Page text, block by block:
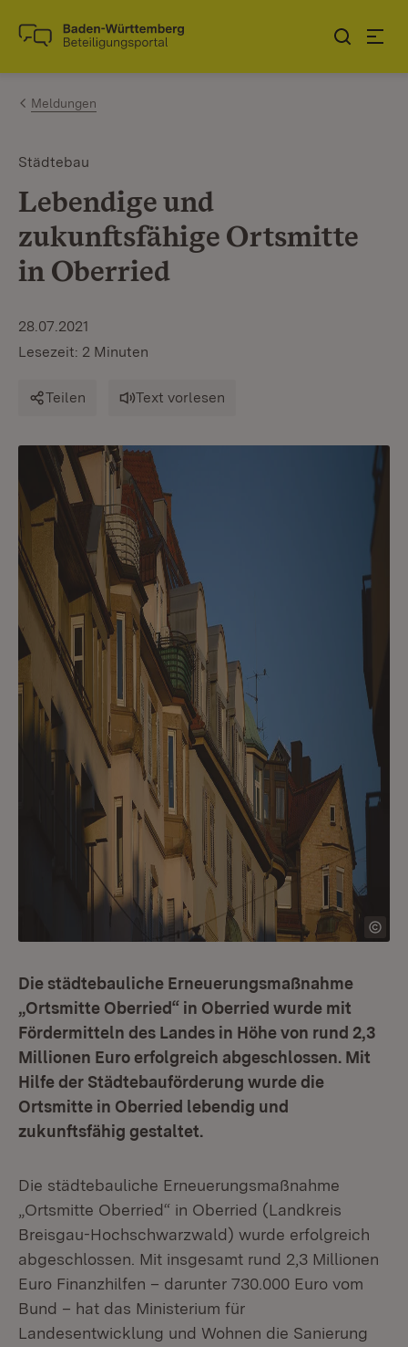
Zum Inhalt springen
Link zur Startseite
Meldungen
Städtebau
Lebendige und
zukunftsfähige Ortsmitte
in Oberried
28.07.2021
Lesezeit: 2 Minuten
Teilen Text vorlesen
Die städtebauliche Erneuerungsmaßnahme
„Ortsmitte Oberried“ in Oberried wurde mit
Fördermitteln des Landes in Höhe von rund 2,3
Millionen Euro erfolgreich abgeschlossen. Mit
Hilfe der Städtebauförderung wurde die
Ortsmitte in Oberried lebendig und
zukunftsfähig gestaltet.
Die städtebauliche Erneuerungsmaßnahme
„Ortsmitte Oberried“ in Oberried (Landkreis
Breisgau-Hochschwarzwald) wurde erfolgreich
abgeschlossen. Mit insgesamt rund 2,3 Millionen
Euro Finanzhilfen – darunter 730.000 Euro vom
Bund – hat das Ministerium für
Landesentwicklung und Wohnen die Sanierung